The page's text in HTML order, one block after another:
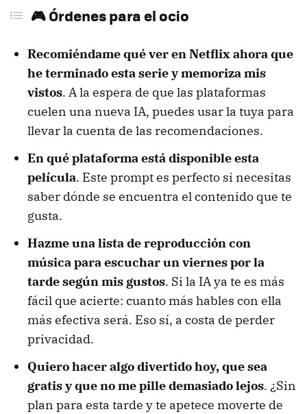
🎮 Órdenes para el ocio
Recomiéndame qué ver en Netflix ahora que
he terminado esta serie y memoriza mis
vistos. A la espera de que las plataformas
cuelen una nueva IA, puedes usar la tuya para
llevar la cuenta de las recomendaciones.
En qué plataforma está disponible esta
película. Este prompt es perfecto si necesitas
saber dónde se encuentra el contenido que te
gusta.
Hazme una lista de reproducción con
música para escuchar un viernes por la
tarde según mis gustos. Si la IA ya te es más
fácil que acierte: cuanto más hables con ella
más efectiva será. Eso sí, a costa de perder
privacidad.
Quiero hacer algo divertido hoy, que sea
gratis y que no me pille demasiado lejos. ¿Sin
plan para esta tarde y te apetece moverte de